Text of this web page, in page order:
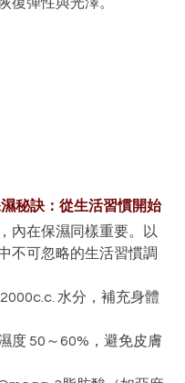
秘訣：從生活習慣開始
內在保濕同樣重要。以
不可忽略的生活習慣調
水分，補充身體
度 50～60%，避免皮膚